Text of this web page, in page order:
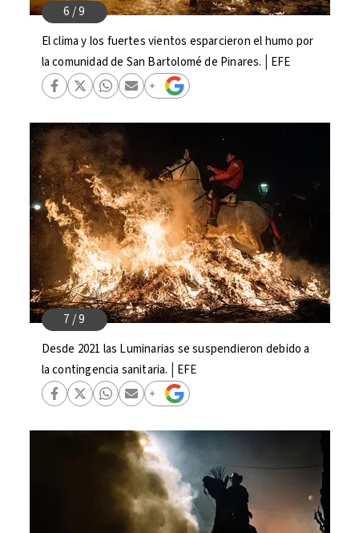
El clima y los fuertes vientos esparcieron el humo por
la comunidad de San Bartolomé de Pinares.│EFE
Desde 2021 las Luminarias se suspendieron debido a
la contingencia sanitaria.│EFE